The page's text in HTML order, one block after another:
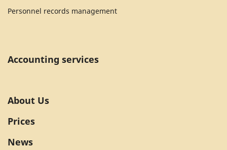
Personnel records management
Accounting services
About Us
Prices
News